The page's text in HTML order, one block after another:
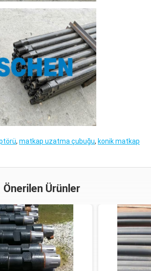
, matkap uzatma çubuğu, konik matkap
Önerilen Ürünler